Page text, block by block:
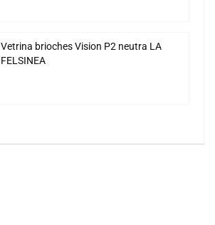
Vetrina brioches Vision P2 neutra LA
FELSINEA